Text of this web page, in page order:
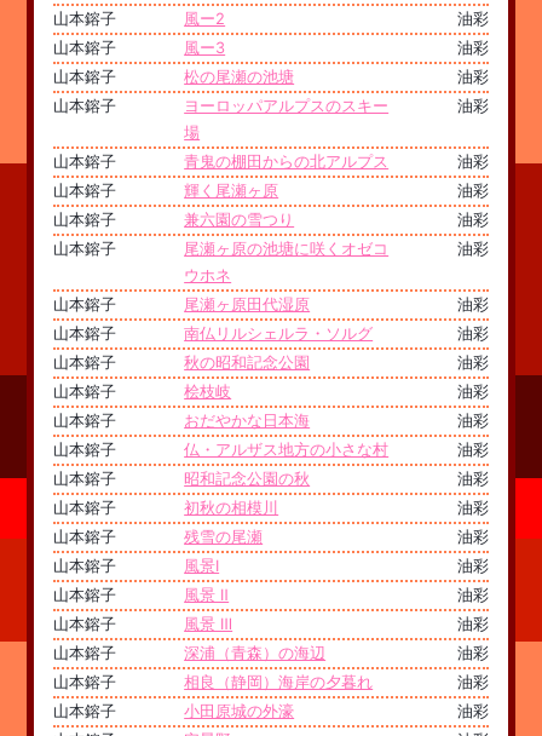
山本鎔子
風ー2
油彩
山本鎔子
風ー3
油彩
山本鎔子
松の尾瀬の池塘
油彩
山本鎔子
ヨーロッパアルプスのスキー
場
油彩
山本鎔子 青鬼の棚田からの北アルプス
油彩
山本鎔子
輝く尾瀬ヶ原
油彩
山本鎔子
兼六園の雪つり
油彩
山本鎔子
尾瀬ヶ原の池塘に咲くオゼコ
ウホネ
油彩
山本鎔子 尾瀬ヶ原田代湿原
油彩
山本鎔子
南仏リルシェルラ・ソルグ
油彩
山本鎔子
秋の昭和記念公園
油彩
山本鎔子
桧枝岐
油彩
山本鎔子
おだやかな日本海
油彩
山本鎔子
仏・アルザス地方の小さな村
油彩
山本鎔子
昭和記念公園の秋
油彩
山本鎔子
初秋の相模川
油彩
山本鎔子
残雪の尾瀬
油彩
山本鎔子
風景Ⅰ
油彩
山本鎔子
風景 Ⅱ
油彩
山本鎔子
風景 Ⅲ
油彩
山本鎔子
深浦（青森）の海辺
油彩
山本鎔子
相良（静岡）海岸の夕暮れ
油彩
山本鎔子
小田原城の外濠
油彩